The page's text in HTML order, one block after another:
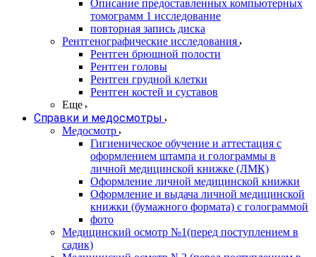
Описание предоставленных компьютерных
томограмм 1 исследование
повторная запись диска
Рентгенографические исследования
Рентген брюшной полости
Рентген головы
Рентген грудной клетки
Рентген костей и суставов
Еще
Справки и медосмотры
Медосмотр
Гигиеническое обучение и аттестация с
оформлением штампа и голограммы в
личной медицинской книжке (ЛМК)
Оформление личной медицинской книжки
Оформление и выдача личной медицинской
книжки (бумажного формата) с голограммой
фото
Медицинский осмотр №1(перед поступлением в
садик)